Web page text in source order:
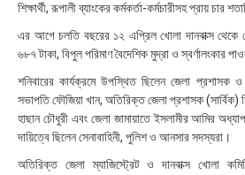
শিক্ষার্থী, রূপালী ব্যাংকের কর্মকর্তা-কর্মচারীসহ প্রায় চার
এর আগে চলতি বছরের ১২ এপ্রিল খোলা দানবাক্স থেকে
৬৮৭ টাকা, বিপুল পরিমাণ বৈদেশিক মুদ্রা ও স্বর্ণালংকার
শনিবারের কার্যক্রমে উপস্থিত ছিলেন জেলা প্রশাসক ও
সভাপতি ফৌজিয়া খান, অতিরিক্ত জেলা প্রশাসক (সার্বিক)
হাছান চৌধুরী এবং জেলা জামায়াতে ইসলামীর আমির
দায়িত্বে ছিলেন সেনাবাহিনী, পুলিশ ও আনসার সদস্যরা।
অতিরিক্ত জেলা ম্যাজিস্ট্রেট ও দানবাক্স খোলা